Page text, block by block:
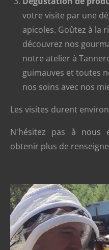
votre visite par une
apicoles. Goûtez à la
découvrez nos
notre atelier à
guimauves et toutes
nos soins avec nos
Les visites durent
N'hésitez pas à nous
obtenir plus de